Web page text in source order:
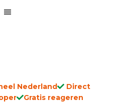
Nederland
Direct
Gratis reageren